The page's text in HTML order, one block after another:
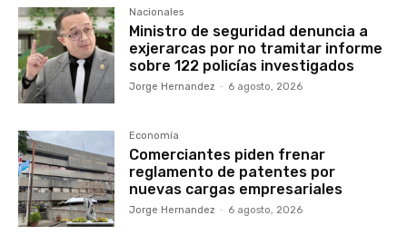
Nacionales
Ministro de seguridad denuncia a
exjerarcas por no tramitar informe
sobre 122 policías investigados
Jorge Hernandez - 6 agosto, 2026
Economía
Comerciantes piden frenar
reglamento de patentes por
nuevas cargas empresariales
Jorge Hernandez - 6 agosto, 2026